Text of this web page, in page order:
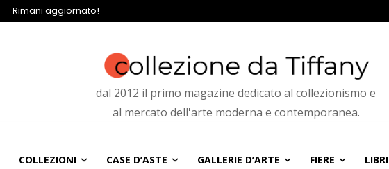
Rimani aggiornato!
dal 2012 il primo magazine dedicato al collezionismo e
al mercato dell'arte moderna e contemporanea.
COLLEZIONI CASE D’ASTE GALLERIE D’ARTE FIERE LIBRI